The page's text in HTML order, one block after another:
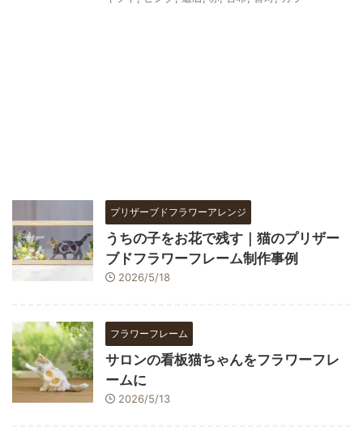
プリザーブドフラワーアレンジ
うちの子をお花で残す｜猫のプリザー
ブドフラワーフレーム制作事例
2026/5/18
フラワーフレーム
サロンの看板猫ちゃんをフラワーフレ
ームに
2026/5/13